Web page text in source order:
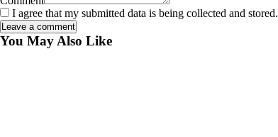
I agree that my submitted data is being collected and stored.
You May Also Like